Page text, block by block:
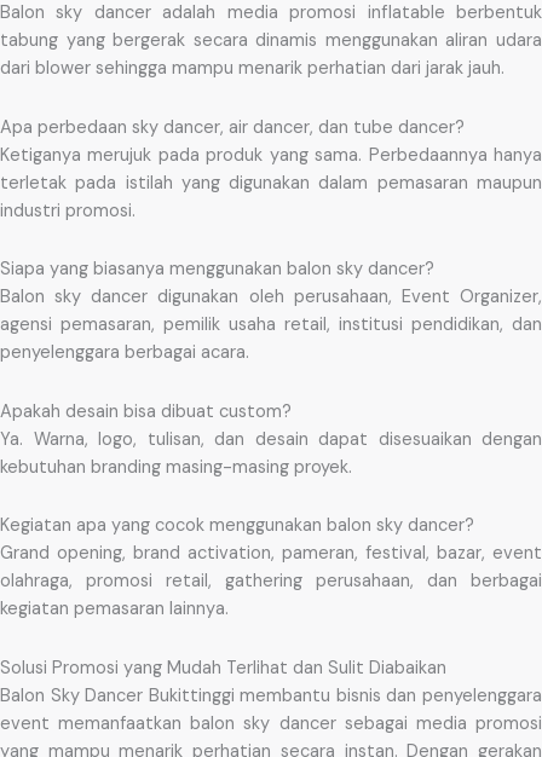
Balon sky dancer adalah media promosi inflatable berbentuk
tabung yang bergerak secara dinamis menggunakan aliran udara
dari blower sehingga mampu menarik perhatian dari jarak jauh.
Apa perbedaan sky dancer, air dancer, dan tube dancer?
Ketiganya merujuk pada produk yang sama. Perbedaannya hanya
terletak pada istilah yang digunakan dalam pemasaran maupun
industri promosi.
Siapa yang biasanya menggunakan balon sky dancer?
Balon sky dancer digunakan oleh perusahaan, Event Organizer,
agensi pemasaran, pemilik usaha retail, institusi pendidikan, dan
penyelenggara berbagai acara.
Apakah desain bisa dibuat custom?
Ya. Warna, logo, tulisan, dan desain dapat disesuaikan dengan
kebutuhan branding masing-masing proyek.
Kegiatan apa yang cocok menggunakan balon sky dancer?
Grand opening, brand activation, pameran, festival, bazar, event
olahraga, promosi retail, gathering perusahaan, dan berbagai
kegiatan pemasaran lainnya.
Solusi Promosi yang Mudah Terlihat dan Sulit Diabaikan
Balon Sky Dancer Bukittinggi membantu bisnis dan penyelenggara
event memanfaatkan balon sky dancer sebagai media promosi
yang mampu menarik perhatian secara instan. Dengan gerakan